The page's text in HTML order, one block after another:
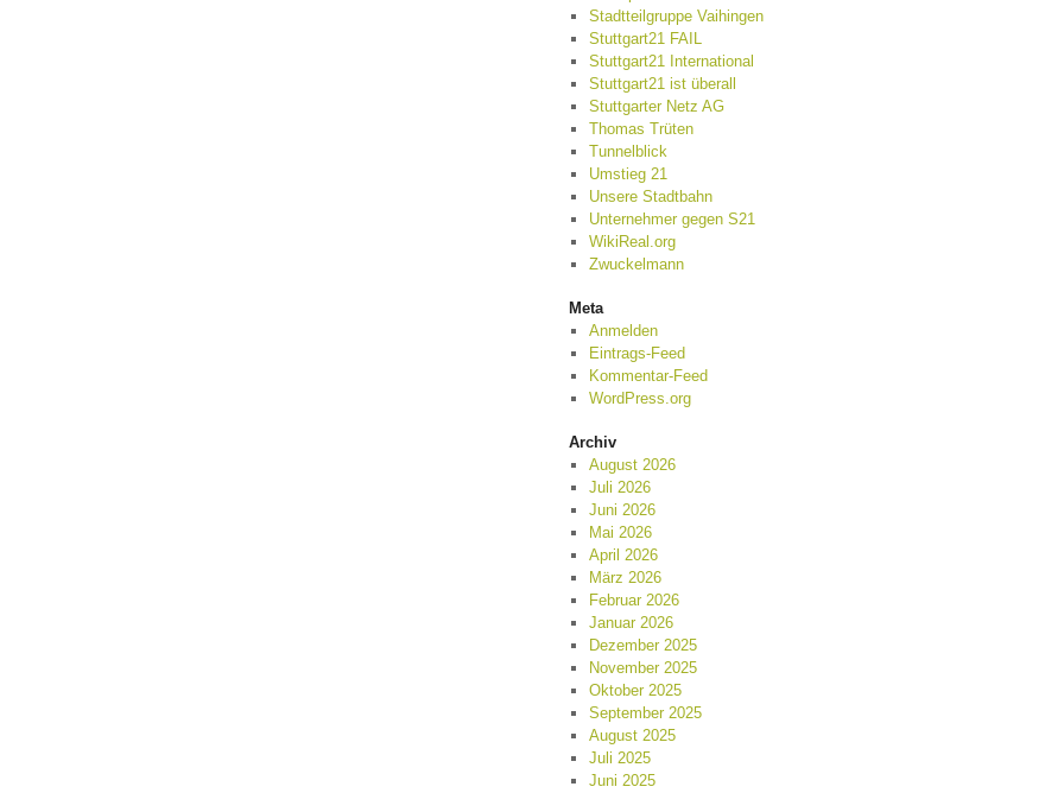
Stadtteilgruppe Vaihingen
Stuttgart21 FAIL
Stuttgart21 International
Stuttgart21 ist überall
Stuttgarter Netz AG
Thomas Trüten
Tunnelblick
Umstieg 21
Unsere Stadtbahn
Unternehmer gegen S21
WikiReal.org
Zwuckelmann
Meta
Anmelden
Eintrags-Feed
Kommentar-Feed
WordPress.org
Archiv
August 2026
Juli 2026
Juni 2026
Mai 2026
April 2026
März 2026
Februar 2026
Januar 2026
Dezember 2025
November 2025
Oktober 2025
September 2025
August 2025
Juli 2025
Juni 2025